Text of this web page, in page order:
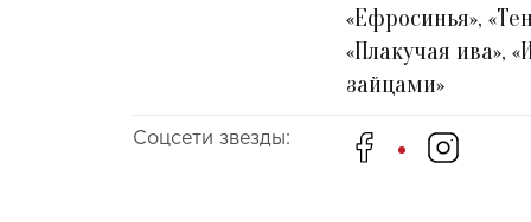
«Ефросинья»,
«Плакучая ива»,
зайцами»
Соцсети звезды: